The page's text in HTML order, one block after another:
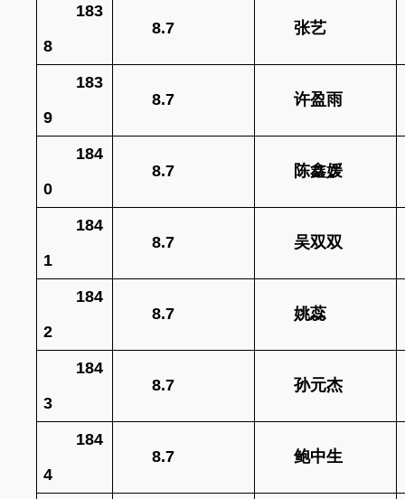
183
8
8.7 张艺
183
9
8.7 许盈雨
184
0
8.7 陈鑫媛
184
1
8.7 吴双双
184
2
8.7 姚蕊
184
3
8.7 孙元杰
184
4
8.7 鲍中生